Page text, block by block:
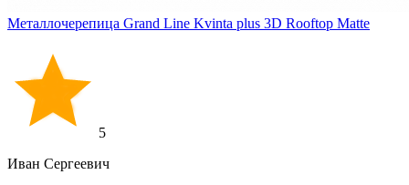
Металлочерепица Grand Line Kvinta plus 3D Rooftop Matte
5
Иван Cергеевич